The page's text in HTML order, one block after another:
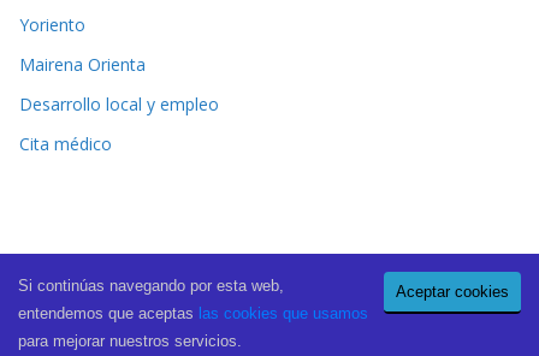
Yoriento
Mairena Orienta
Desarrollo local y empleo
Cita médico
Copyright © 2026El Periódico de Mairena
. All rights reserved.
Theme:
ColorMag Pro by ThemeGrill. Powered by
Aceptar cookies
Si continúas navegando por esta web,
entendemos que aceptas las cookies que usamos
para mejorar nuestros servicios.